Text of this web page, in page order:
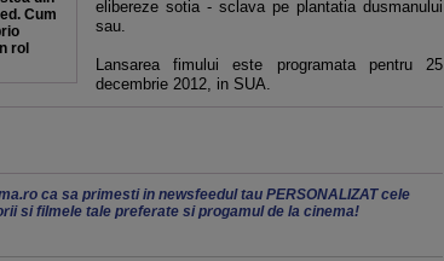
Cum
rol
elibereze sotia - sclava pe plantatia dusmanului
sau.
Lansarea fimului este programata pentru 25
decembrie 2012, in SUA.
ca sa primesti in newsfeedul tau PERSONALIZAT cele
si filmele tale preferate si progamul de la cinema!